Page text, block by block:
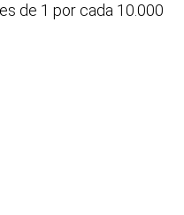
de 1 por cada 10.000